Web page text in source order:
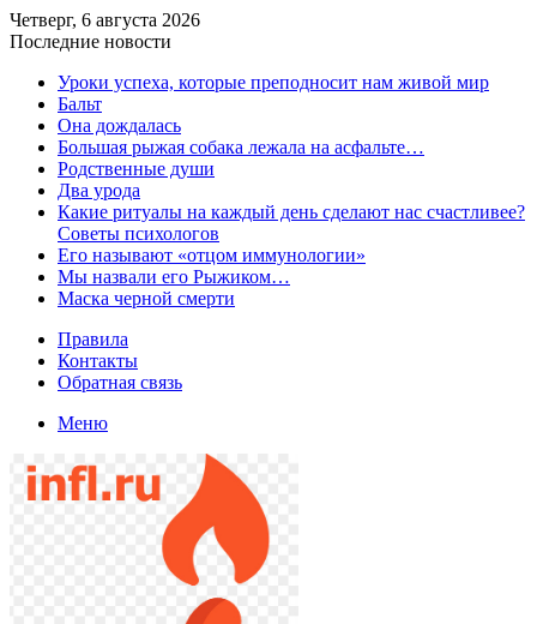
Четверг, 6 августа 2026
Последние новости
​Уроки успеха, которые преподносит нам живой мир
Бальт
Она дождалась
Большая рыжая собака лежала на асфальте…
Родственные души
Два урода
Какие ритуалы на каждый день сделают нас счастливее?
Советы психологов
Его называют «отцом иммунологии»
Мы назвали его Рыжиком…
Маска черной смерти
Правила
Контакты
Обратная связь
Меню